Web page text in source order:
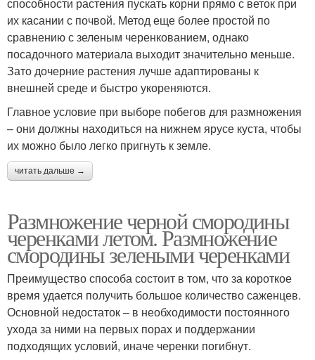
их касании с почвой. Метод еще более простой по
сравнению с зеленым черенкованием, однако
посадочного материала выходит значительно меньше.
Зато дочерние растения лучше адаптированы к
внешней среде и быстро укореняются.
Главное условие при выборе побегов для размножения
– они должны находиться на нижнем ярусе куста, чтобы
их можно было легко пригнуть к земле.
читать дальше →
Размножение черной смородины
черенками летом. Размножение
смородины зелеными черенками
Преимущество способа состоит в том, что за короткое
время удается получить большое количество саженцев.
Основной недостаток – в необходимости постоянного
ухода за ними на первых порах и поддержании
подходящих условий, иначе черенки погибнут.